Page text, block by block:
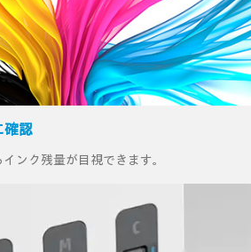
確認
ンク残量が目視できます。